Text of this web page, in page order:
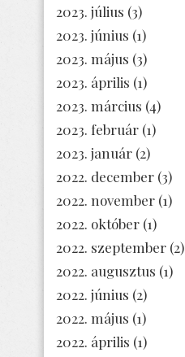
2023. július (3)
2023. június (1)
2023. május (3)
2023. április (1)
2023. március (4)
2023. február (1)
2023. január (2)
2022. december (3)
2022. november (1)
2022. október (1)
2022. szeptember (2)
2022. augusztus (1)
2022. június (2)
2022. május (1)
2022. április (1)